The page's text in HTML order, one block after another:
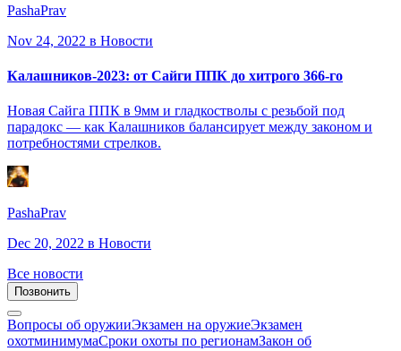
PashaPrav
Nov 24, 2022 в Новости
Калашников-2023: от Сайги ППК до хитрого 366-го
Новая Сайга ППК в 9мм и гладкостволы с резьбой под
парадокс — как Калашников балансирует между законом и
потребностями стрелков.
PashaPrav
Dec 20, 2022 в Новости
Все новости
Позвонить
Вопросы об оружииЭкзамен на оружиеЭкзамен
охотминимумаСроки охоты по регионамЗакон об